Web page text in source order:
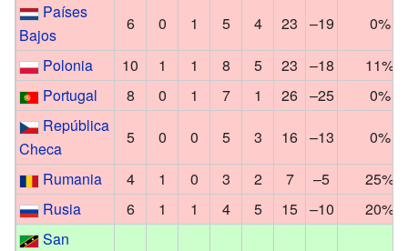
Países
Bajos
6 0 1 5 4 23 –19
0%
Polonia
10 1 1 8 5 23 –18
11%
Portugal
8 0 1 7 1 26 –25
0%
República
Checa
5 0 0 5 3 16 –13
0%
Rumania
4 1 0 3 2 7 –5
25%
Rusia
6 1 1 4 5 15 –10
20%
San